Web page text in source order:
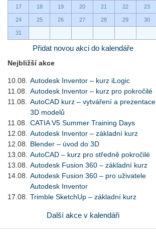
17 18 19 20 21 22 23
24 25 26 27 28 29 30
31
Přidat novou akci do kalendáře
Nejbližší akce
10.08.
Autodesk Inventor – kurz iLogic
11.08.
Autodesk Inventor – kurz pro pokročilé
11.08.
AutoCAD kurz – vytváření a prezentace
3D modelů
11.08.
CATIA V5 Summer Training Days
12.08.
Autodesk Inventor – základní kurz
12.08.
Blender – úvod do 3D
13.08.
AutoCAD – kurz pro středně pokročilé
13.08.
Autodesk Fusion 360 – základní kurz
14.08.
Autodesk Fusion 360 – pro uživatele
Autodesk Inventor
17.08.
Trimble SketchUp – základní kurz
Další akce v kalendáři